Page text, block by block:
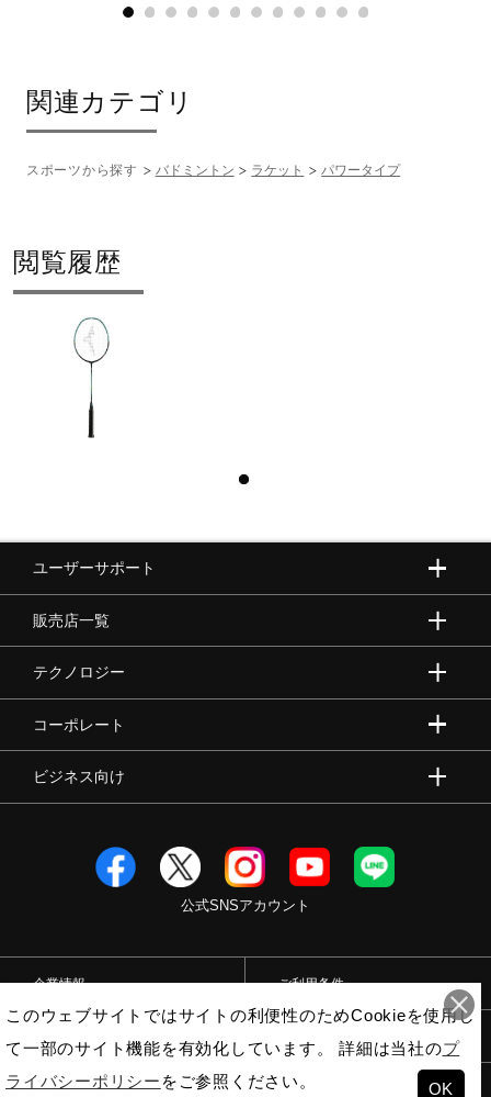
関連カテゴリ
スポーツから探す バドミントン ラケット パワータイプ
閲覧履歴
ユーザーサポート
販売店一覧
テクノロジー
コーポレート
ビジネス向け
公式SNSアカウント
企業情報 ご利用条件
© Mizuno Corporation OK
このウェブサイトではサイトの利便性のためCookieを使用し
て一部のサイト機能を有効化しています。 詳細は当社のプ
ライバシーポリシー をご参照ください。